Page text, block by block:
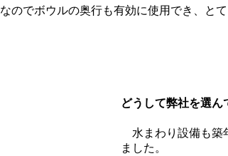
のでボウルの奥行も有効に使用でき、
どうして弊社を選ん
水まわり設備も築
ました。